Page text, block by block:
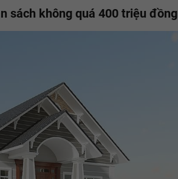
sách không quá 400 triệu đồng